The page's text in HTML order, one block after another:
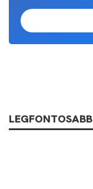
LEGFONTOSABB